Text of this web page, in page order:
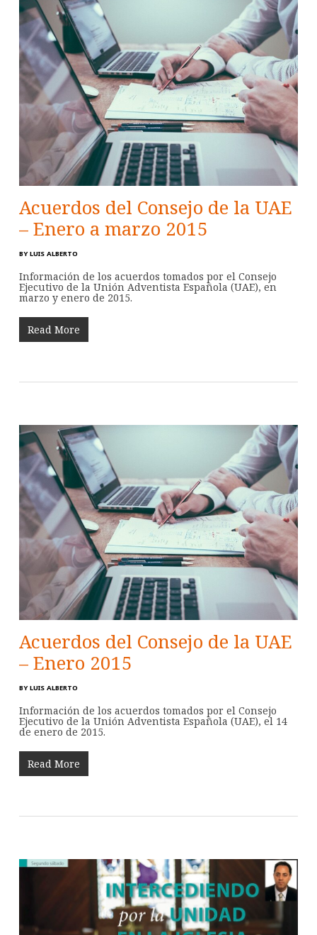
Acuerdos del Consejo de la UAE
– Enero a marzo 2015
BY LUIS ALBERTO
Información de los acuerdos tomados por el Consejo
Ejecutivo de la Unión Adventista Española (UAE), en
marzo y enero de 2015.
Read More
Acuerdos del Consejo de la UAE
– Enero 2015
BY LUIS ALBERTO
Información de los acuerdos tomados por el Consejo
Ejecutivo de la Unión Adventista Española (UAE), el 14
de enero de 2015.
Read More